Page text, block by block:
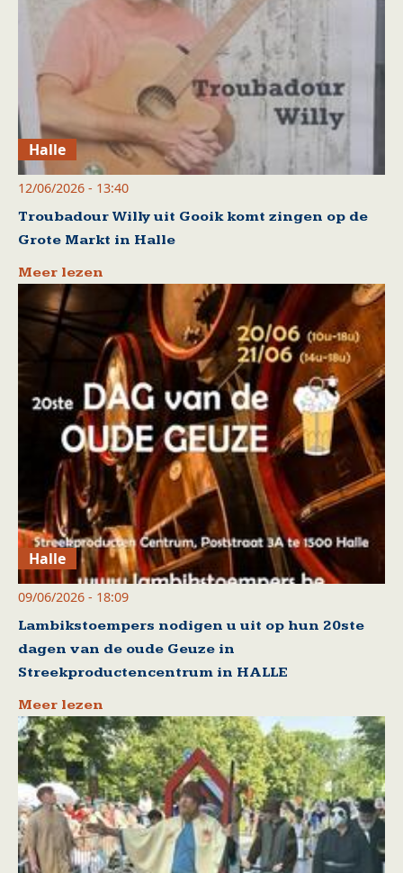
Halle
12/06/2026 - 13:40
Troubadour Willy uit Gooik komt zingen op de
Grote Markt in Halle
Meer lezen
Halle
09/06/2026 - 18:09
Lambikstoempers nodigen u uit op hun 20ste
dagen van de oude Geuze in
Streekproductencentrum in HALLE
Meer lezen